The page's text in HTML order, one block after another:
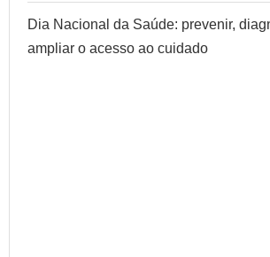
Dia Nacional da Saúde: prevenir,
ampliar o acesso ao cuidado